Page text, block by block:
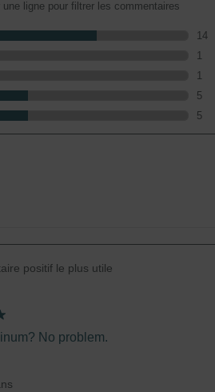
une ligne pour filtrer les commentaires
14
14
1
1
1
1
5
5
5
5
positif le plus utile
5.
No problem.